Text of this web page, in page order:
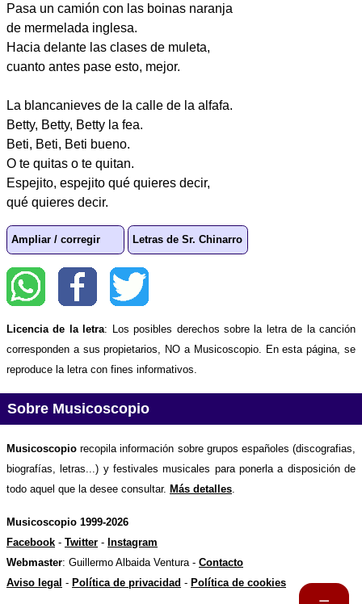
Pasa un camión con las boinas naranja
de mermelada inglesa.
Hacia delante las clases de muleta,
cuanto antes pase esto, mejor.
La blancanieves de la calle de la alfafa.
Betty, Betty, Betty la fea.
Beti, Beti, Beti bueno.
O te quitas o te quitan.
Espejito, espejito qué quieres decir,
qué quieres decir.
Ampliar / corregir Letras de Sr. Chinarro
Licencia de la letra: Los posibles derechos sobre la letra de la canción
corresponden a sus propietarios, NO a Musicoscopio. En esta página, se
reproduce la letra con fines informativos.
Sobre Musicoscopio
Musicoscopio recopila información sobre grupos españoles (discografias,
biografías, letras...) y festivales musicales para ponerla a disposición de
todo aquel que la desee consultar. Más detalles
Musicoscopio 1999-2026
Facebook - Twitter - Instagram
Webmaster: Guillermo Albaida Ventura - Contacto
Aviso legal - Política de privacidad - Política de cookies